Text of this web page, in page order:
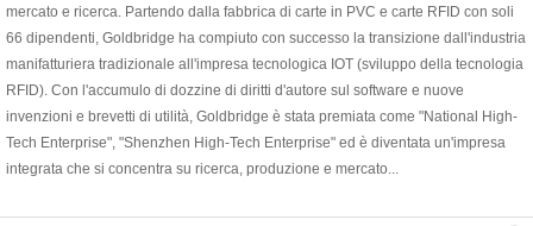
mercato e ricerca. Partendo dalla fabbrica di carte in PVC e carte RFID con soli
66 dipendenti, Goldbridge ha compiuto con successo la transizione dall'industria
manifatturiera tradizionale all'impresa tecnologica IOT (sviluppo della tecnologia
RFID). Con l'accumulo di dozzine di diritti d'autore sul software e nuove
invenzioni e brevetti di utilità, Goldbridge è stata premiata come "National High-
Tech Enterprise", "Shenzhen High-Tech Enterprise" ed è diventata un'impresa
integrata che si concentra su ricerca, produzione e mercato...